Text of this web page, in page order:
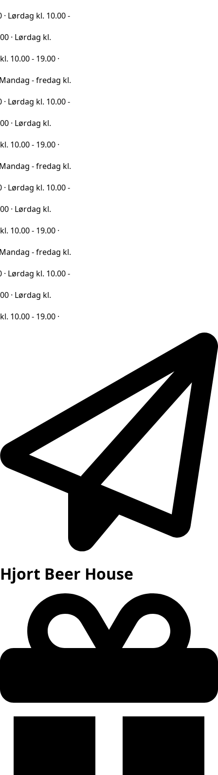
kl. 10.00 -
kl.
·
fredag kl.
kl. 10.00 -
kl.
·
fredag kl.
kl. 10.00 -
kl.
·
fredag kl.
kl. 10.00 -
kl.
·
Hjort Beer House